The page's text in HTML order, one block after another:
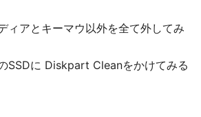
ィアとキーマウ以外を全て外してみ
SSDに Diskpart Cleanをかけてみる